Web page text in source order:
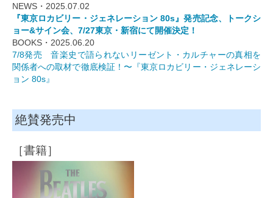
NEWS・2025.07.02
『東京ロカビリー・ジェネレーション 80s』発売記念、トークシ
ョー&サイン会、7/27東京・新宿にて開催決定！
BOOKS・2025.06.20
7/8発売 音楽史で語られないリーゼント・カルチャーの真相を
関係者への取材で徹底検証！〜『東京ロカビリー・ジェネレーシ
ョン 80s』
絶賛発売中
［書籍］